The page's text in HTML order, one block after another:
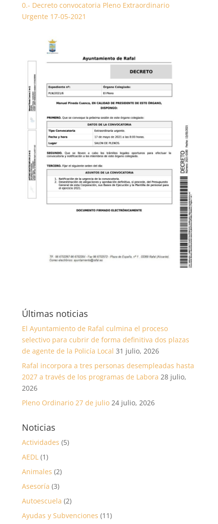
0.- Decreto convocatoria Pleno Extraordinario
Urgente 17-05-2021
Últimas noticias
El Ayuntamiento de Rafal culmina el proceso
selectivo para cubrir de forma definitiva dos plazas
de agente de la Policía Local 31 julio, 2026
Rafal incorpora a tres personas desempleadas hasta
2027 a través de los programas de Labora 28 julio,
2026
Pleno Ordinario 27 de julio 24 julio, 2026
Noticias
Actividades (5)
AEDL(1)
Animales (2)
Asesoría (3)
Autoescuela (2)
Ayudas y Subvenciones (11)